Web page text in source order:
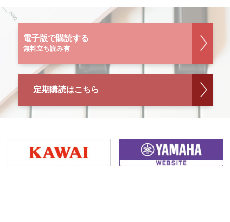
電子版で購読する
無料立ち読み有
定期購読はこちら